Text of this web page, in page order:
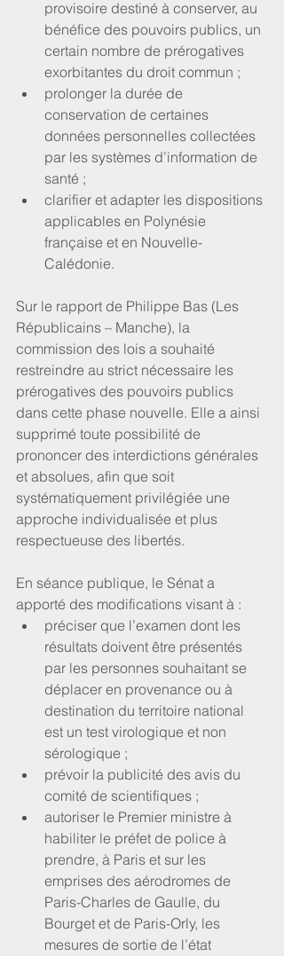
provisoire destiné à conserver, au
bénéfice des pouvoirs publics, un
certain nombre de prérogatives
exorbitantes du droit commun ;
prolonger la durée de
conservation de certaines
données personnelles collectées
par les systèmes d’information de
santé ;
clarifier et adapter les dispositions
applicables en Polynésie
française et en Nouvelle-
Calédonie.
Sur le rapport de Philippe Bas (Les
Républicains – Manche), la
commission des lois a souhaité
restreindre au strict nécessaire les
prérogatives des pouvoirs publics
dans cette phase nouvelle. Elle a ainsi
supprimé toute possibilité de
prononcer des interdictions générales
et absolues, afin que soit
systématiquement privilégiée une
approche individualisée et plus
respectueuse des libertés.
En séance publique, le Sénat a
apporté des modifications visant à :
préciser que l’examen dont les
résultats doivent être présentés
par les personnes souhaitant se
déplacer en provenance ou à
destination du territoire national
est un test virologique et non
sérologique ;
prévoir la publicité des avis du
comité de scientifiques ;
autoriser le Premier ministre à
habiliter le préfet de police à
prendre, à Paris et sur les
emprises des aérodromes de
Paris-Charles de Gaulle, du
Bourget et de Paris-Orly, les
mesures de sortie de l’état